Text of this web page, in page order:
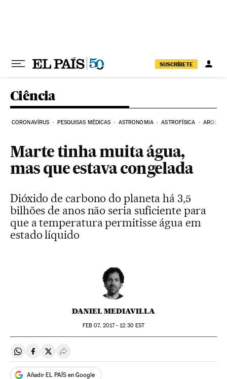
SUSCRÍBETE
Ciência
CORONAVÍRUS PESQUISAS MÉDICAS ASTRONOMIA ASTROFÍSICA
Marte tinha muita água,
mas que estava congelada
Dióxido de carbono do planeta há 3,5
bilhões de anos não seria suficiente para
que a temperatura permitisse água em
estado líquido
DANIEL MEDIAVILLA
FEB 07, 2017 - 12:30EST
Compartir en Whatsapp
Compartir en Facebook
Compartir en Twitter
Desplegar Redes Sociales
Añadir EL PAÍS en Google